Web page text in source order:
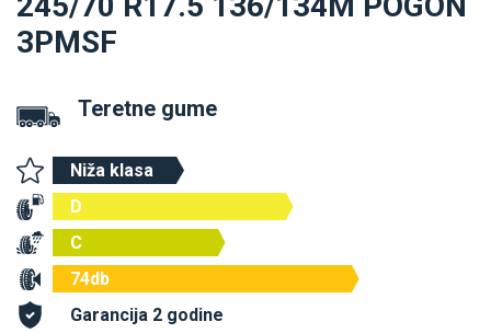
3PMSF
Teretne gume
Niža klasa
D
C
74db
Garancija 2 godine